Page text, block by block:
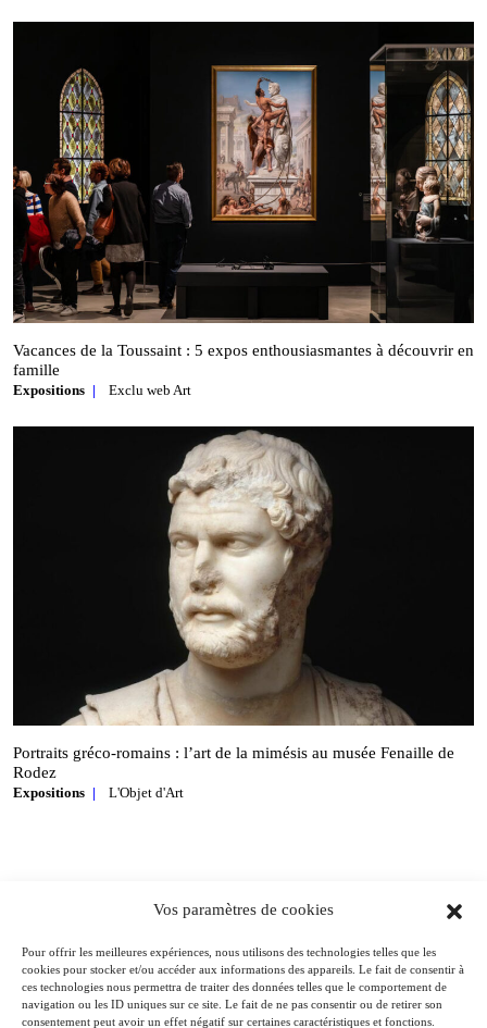
Vos paramètres de cookies
Pour offrir les meilleures expériences, nous utilisons des technologies telles que les
cookies pour stocker et/ou accéder aux informations des appareils. Le fait de consentir à
ces technologies nous permettra de traiter des données telles que le comportement de
navigation ou les ID uniques sur ce site. Le fait de ne pas consentir ou de retirer son
consentement peut avoir un effet négatif sur certaines caractéristiques et fonctions.
Vacances de la Toussaint : 5 expos enthousiasmantes à découvrir en
famille
Expositions Exclu web Art
Portraits gréco‑romains : l’art de la mimésis au musée Fenaille de
Rodez
Expositions L'Objet d'Art
Art ancien Voir tous les articles Art ancien